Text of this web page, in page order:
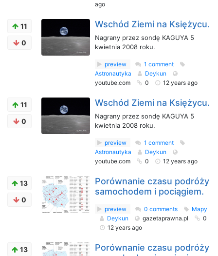
ago
11
0
Wschód Ziemi na Księżycu.
Nagrany przez sondę KAGUYA 5
kwietnia 2008 roku.
preview
1 comment
Astronautyka
Deykun
youtube.com
0 12 years ago
11
0
Wschód Ziemi na Księżycu.
Nagrany przez sondę KAGUYA 5
kwietnia 2008 roku.
preview
1 comment
Astronautyka
Deykun
youtube.com
0 12 years ago
13
0
Porównanie czasu podróży
samochodem i pociągiem.
preview 0 comments
Mapy
Deykun
gazetaprawna.pl
0
12 years ago
13
Porównanie czasu podróży